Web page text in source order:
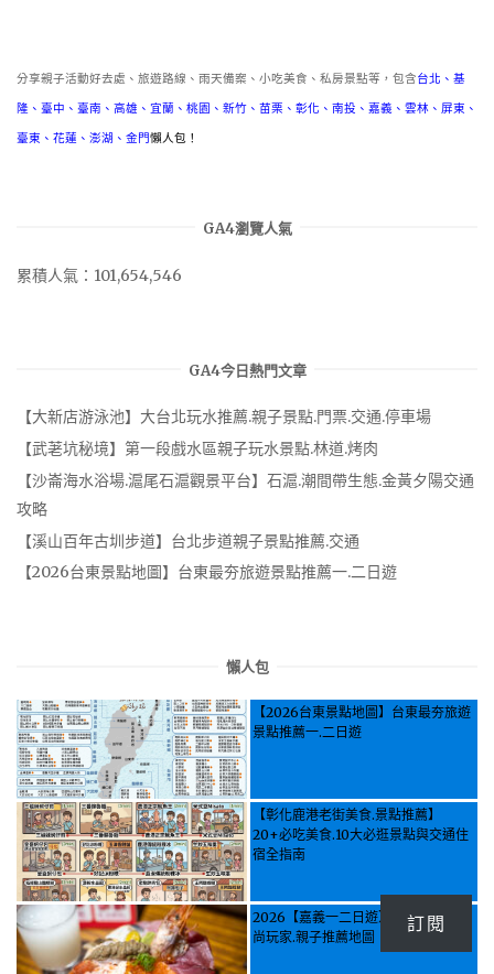
分享親子活動好去處、旅遊路線、雨天備案、小吃美食、私房景點等，包含台北 、 基
隆 、 臺中 、 臺南 、 高雄 、 宜蘭 、 桃園 、 新竹 、 苗栗 、 彰化 、 南投 、 嘉義 、 雲林 、 屏東 、
臺東 、 花蓮 、 澎湖 、 金門懶人包！
GA4瀏覽人氣
累積人氣：101,654,546
GA4今日熱門文章
【大新店游泳池】大台北玩水推薦.親子景點.門票.交通.停車場
【武荖坑秘境】第一段戲水區親子玩水景點.林道.烤肉
【沙崙海水浴場.滬尾石滬觀景平台】石滬.潮間帶生態.金黃夕陽交通
攻略
【溪山百年古圳步道】台北步道親子景點推薦.交通
【2026台東景點地圖】台東最夯旅遊景點推薦一.二日遊
懶人包
【2026台東景點地圖】台東最夯旅遊
景點推薦一.二日遊
【彰化鹿港老街美食.景點推薦】
20+必吃美食.10大必逛景點與交通住
宿全指南
2026【嘉義一二日遊】美食.景點.食
尚玩家.親子推薦地圖
訂閱